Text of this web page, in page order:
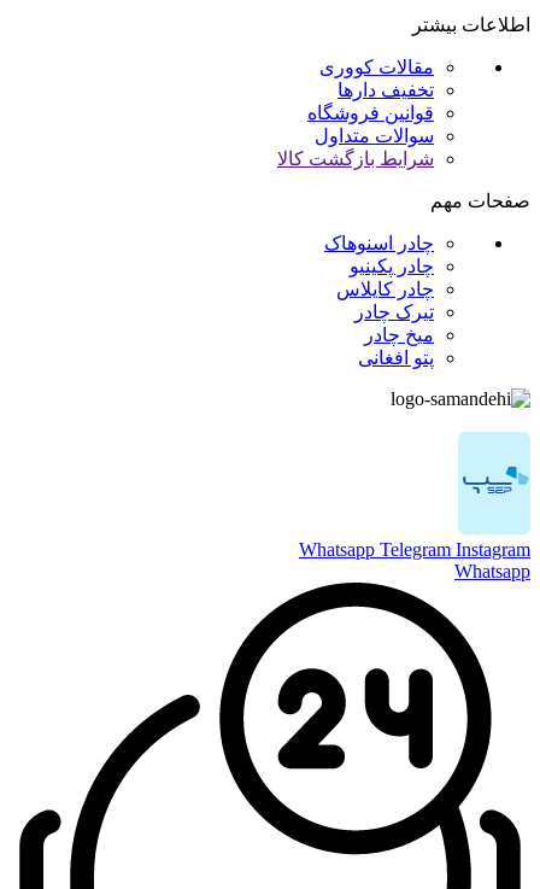
اطلاعات بیشتر
مقالات کووری
تخفیف دارها
قوانین فروشگاه
سوالات متداول
شرایط بازگشت کالا
صفحات مهم
چادر اسنوهاک
چادر پکینیو
چادر کایلاس
تیرک چادر
میخ چادر
پتو افغانی
Whatsapp Telegram Instagram
Whatsapp